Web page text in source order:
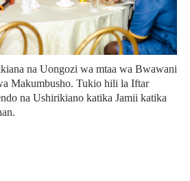
na Uongozi wa mtaa wa Bwawani
Makumbusho. Tukio hili la Iftar
na Ushirikiano katika Jamii katika